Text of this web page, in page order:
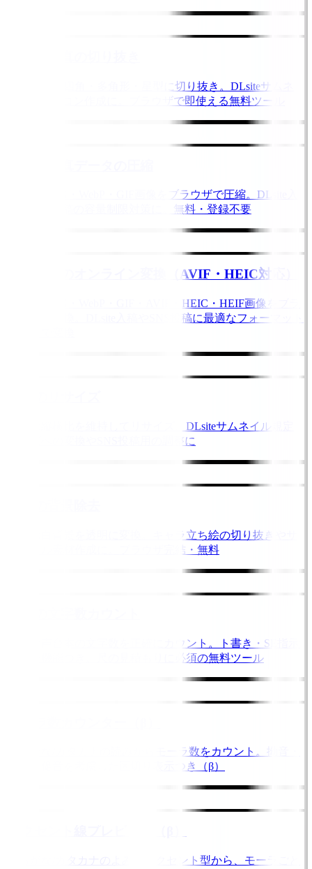
画像を丸・四角・多角形・星型に切り抜き。DLsiteサムネ
やSNSアイコン作成に。ブラウザで即使える無料ツール
PNG・JPEG・WebP・GIF画像をブラウザで圧縮。DLsite入
稿やSNS投稿の容量制限対策に。無料・登録不要
画像形式のオンライン変換（AVIF・HEIC対応）
PNG・JPEG・WebP・GIF・AVIF・HEIC・HEIF画像をブラ
ウザで即変換。DLsite入稿やSNS投稿に最適なフォーマット
画像の縦横比を維持してリサイズ。DLsiteサムネイル規定
サイズへの変換やSNS投稿用の調整に
画像の白背景を透明に変換。キャラ立ち絵の切り抜きやサ
ムネイル素材作成に。ブラウザ完結・無料
同人音声台本の文字数を正確にカウント。ト書き・SE指示
の除外機能つき。尺の見積もりに必須の無料ツール
ひらがな/カタカナの読みからモーラ数をカウント。拗音・
長音・促音を考慮した区切り表示つき（β）
ひらがな/カタカナのよみとアクセント型から、モーラごと